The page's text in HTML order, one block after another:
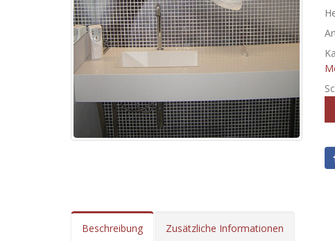
Beschreibung Zusätzliche Informationen